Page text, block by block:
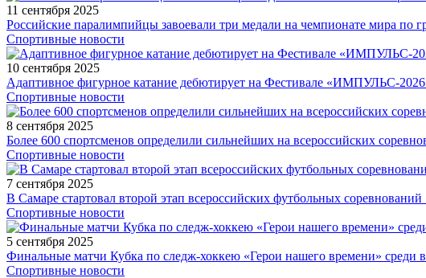
11 сентября 2025
Российские паралимпийцы завоевали три медали на чемпионате мира по
Спортивные новости
10 сентября 2025
Адаптивное фигурное катание дебютирует на Фестивале «ИМПУЛЬС-
Спортивные новости
8 сентября 2025
Более 600 спортсменов определили сильнейших на всероссийских
Спортивные новости
7 сентября 2025
В Самаре стартовал второй этап всероссийских футбольных
Спортивные новости
5 сентября 2025
Финальные матчи Кубка по следж-хоккею «Герои нашего времени» среди
Спортивные новости